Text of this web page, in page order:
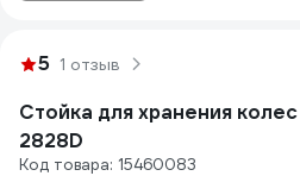
5 1 отзыв
Стойка для хранения
2828D
Код товара: 15460083